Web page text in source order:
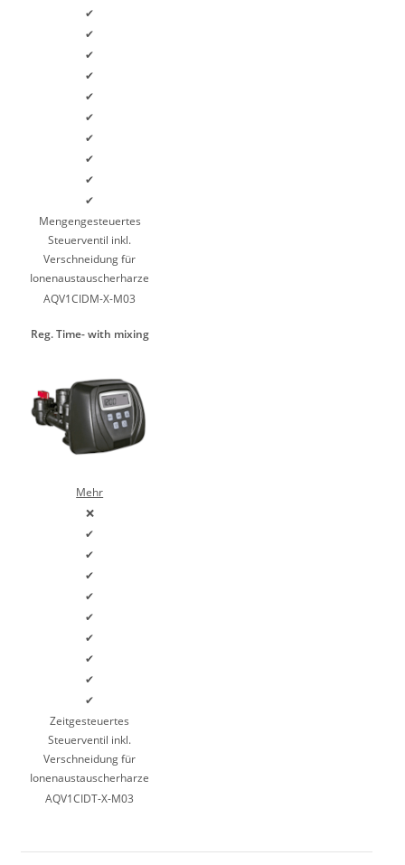
✔
✔
✔
✔
✔
✔
✔
✔
✔
✔
Mengengesteuertes
Steuerventil inkl.
Verschneidung für
Ionenaustauscherharze
AQV1CIDM-X-M03
Reg. Time- with mixing
Mehr
❌
✔
✔
✔
✔
✔
✔
✔
✔
✔
Zeitgesteuertes
Steuerventil inkl.
Verschneidung für
Ionenaustauscherharze
AQV1CIDT-X-M03